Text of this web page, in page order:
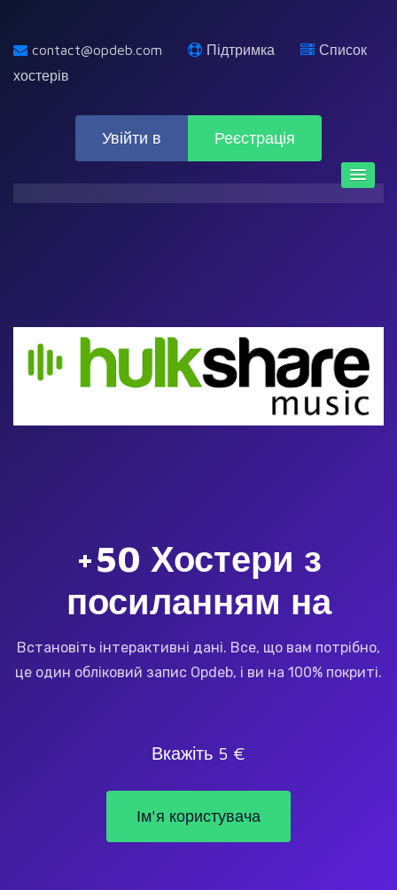
contact@opdeb.com Підтримка
Список
хостерів
Увійти в Реєстрація
+50 Хостери з
посиланням на
Встановіть інтерактивні дані. Все, що вам потрібно,
це один обліковий запис Opdeb, і ви на 100% покриті.
Вкажіть 5 €
Ім'я користувача